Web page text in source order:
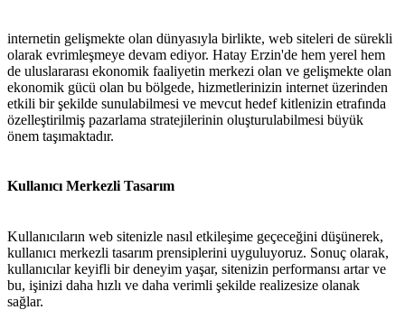
internetin gelişmekte olan dünyasıyla birlikte, web siteleri de sürekli
olarak evrimleşmeye devam ediyor. Hatay Erzin'de hem yerel hem
de uluslararası ekonomik faaliyetin merkezi olan ve gelişmekte olan
ekonomik gücü olan bu bölgede, hizmetlerinizin internet üzerinden
etkili bir şekilde sunulabilmesi ve mevcut hedef kitlenizin etrafında
özelleştirilmiş pazarlama stratejilerinin oluşturulabilmesi büyük
önem taşımaktadır.
Kullanıcı Merkezli Tasarım
Kullanıcıların web sitenizle nasıl etkileşime geçeceğini düşünerek,
kullanıcı merkezli tasarım prensiplerini uyguluyoruz. Sonuç olarak,
kullanıcılar keyifli bir deneyim yaşar, sitenizin performansı artar ve
bu, işinizi daha hızlı ve daha verimli şekilde realizesize olanak
sağlar.